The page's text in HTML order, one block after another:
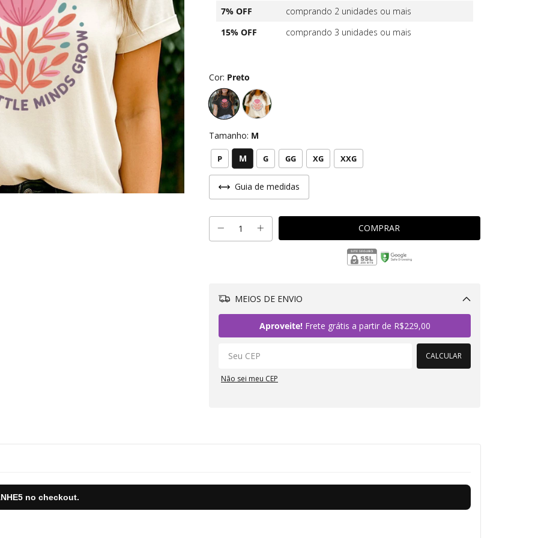
7% OFF
comprando 2 unidades ou mais
15% OFF
comprando 3 unidades ou mais
Cor: Preto
Tamanho: M
P M G GG XG XXG
Guia de medidas
MEIOS DE ENVIO
Aproveite!Frete grátis a partir de R$229,00
CALCULAR
Não sei meu CEP
no checkout.